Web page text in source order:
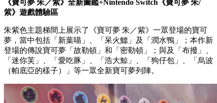
《寶可夢 朱／紫》全新圖鑑+Nintendo Switch《寶可夢 朱/
紫》遊戲體驗區
朱紫色主題梯間上展示了《寶可夢 朱／紫》一眾登場的寶可
夢，當中包括「新葉喵」、「呆火鱷」及「潤水鴨」；本作新
登場的傳說寶可夢「故勒頓」和「密勒頓」；與及「布撥」、
「迷你芙」、「愛吃豚」、「浩大鯨」、「狗仔包」、「烏波
（帕底亞的樣子）」等一眾全新寶可夢列陣。